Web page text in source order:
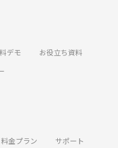
デモ
お役立ち資料
料金プラン サポート